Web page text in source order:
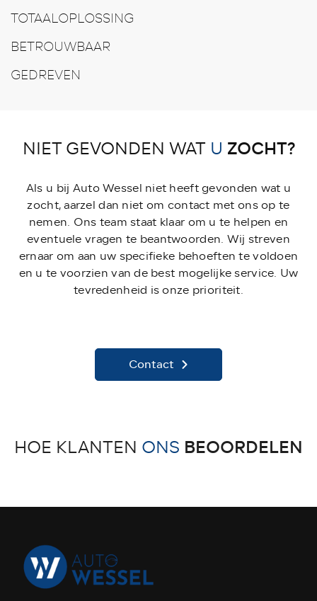
TOTAALOPLOSSING
BETROUWBAAR
GEDREVEN
NIET GEVONDEN WAT U ZOCHT?
Als u bij Auto Wessel niet heeft gevonden wat u
zocht, aarzel dan niet om contact met ons op te
nemen. Ons team staat klaar om u te helpen en
eventuele vragen te beantwoorden. Wij streven
ernaar om aan uw specifieke behoeften te voldoen
en u te voorzien van de best mogelijke service. Uw
tevredenheid is onze prioriteit.
Contact
HOE KLANTEN ONS BEOORDELEN